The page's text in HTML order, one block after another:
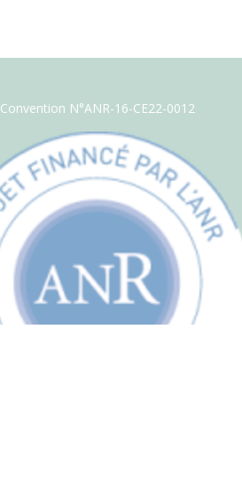
Convention N°ANR-16-CE22-0012